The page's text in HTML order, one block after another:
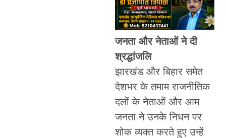
जनता और नेताओं ने दी
श्रद्धांजलि
झारखंड और बिहार समेत
देशभर के तमाम राजनीतिक
दलों के नेताओं और आम
जनता ने उनके निधन पर
शोक व्यक्त करते हुए उन्हें